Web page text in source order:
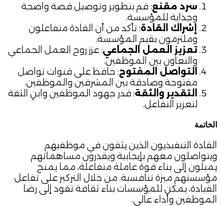
سرد مقنع: قم بتطوير وتوصيل قصة واضحة
وجذابة للمؤسسة.
إشراك القادة: تأكد من أن القادة متفاعلون
وملتزمون بقيم المؤسسة.
تعزيز العمل الجماعي: عزز روح العمل الجماعي
والتعاون بين الموظفين.
التواصل المفتوح: حافظ على قنوات تواصل
مفتوحة وصادقة بين المشرفين والموظفين.
التقدير والثقة: قدر جهود الموظفين وابنِ الثقة
لتعزيز التفاعل.
الخاتمة
القادة التنفيذيون الذين يثقون في موظفيهم
ويتواصلون معهم بإيجابية ويقدرون مساهماتهم
يميلون إلى بناء قوة عاملة متفاعلة، مما يمنح
مؤسستهم ميزة تنافسية. من خلال التركيز على تفاعل
القيادة، يمكن للمؤسسات بناء ثقافة تقود إلى رضا
الموظفين وأداء عالي.